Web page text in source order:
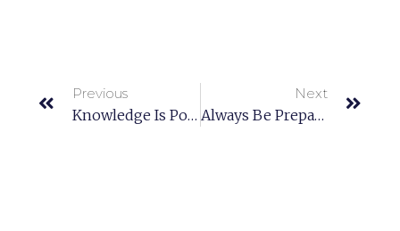
Previous
Knowledge Is Power. Read Books To Get Smart.
Next
Always Be Prepared And Know What The Purpose Is.